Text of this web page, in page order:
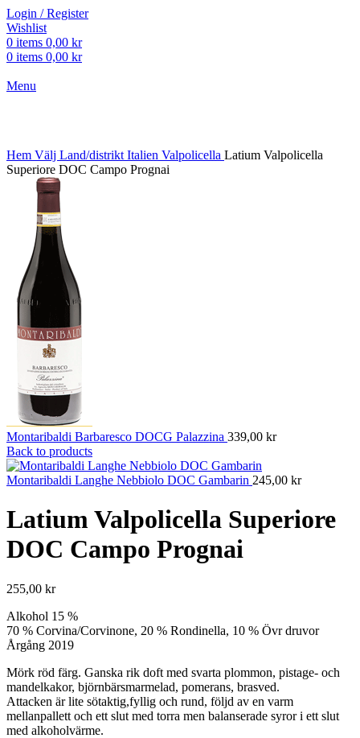
Login / Register
Wishlist
0 items 0,00 kr
0 items 0,00 kr
Menu
Hem Välj Land/distrikt Italien Valpolicella Latium Valpolicella
Superiore DOC Campo Prognai
Montaribaldi Barbaresco DOCG Palazzina 339,00 kr
Back to products
Montaribaldi Langhe Nebbiolo DOC Gambarin 245,00 kr
Latium Valpolicella Superiore
DOC Campo Prognai
255,00 kr
Alkohol 15 %
70 % Corvina/Corvinone, 20 % Rondinella, 10 % Övr druvor
Årgång 2019
Mörk röd färg. Ganska rik doft med svarta plommon, pistage- och
mandelkakor, björnbärsmarmelad, pomerans, brasved.
Attacken är lite sötaktig,fyllig och rund, följd av en varm
mellanpallett och ett slut med torra men balanserade syror i ett slut
med alkoholvärme.